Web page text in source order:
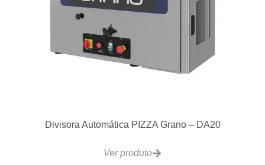
Divisora Automática PIZZA Grano – DA20
Ver produto